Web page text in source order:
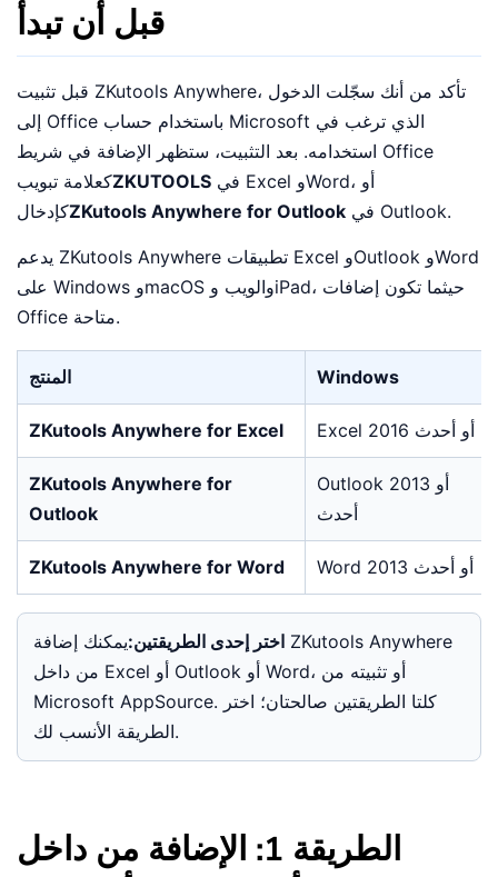
قبل أن تبدأ
قبل تثبيت ZKutools Anywhere، تأكد من أنك سجّلت الدخول
إلى Office باستخدام حساب Microsoft الذي ترغب في
استخدامه. بعد التثبيت، ستظهر الإضافة في شريط Office
كعلامة تبويبZKUTOOLS
كإدخالZKutools Anywhere for Outlook في Outlook.
يدعم ZKutools Anywhere تطبيقات Excel وOutlook وWord
على Windows وmacOS والويب وiPad، حيثما تكون إضافات
Office متاحة.
المنتج Windows
ZKutools Anywhere for Excel Excel 2016 أو أحدث
ZKutools Anywhere for
Outlook
Outlook 2013 أو
أحدث
ZKutools Anywhere for Word Word 2013 أو أحدث
اختر إحدى الطريقتين:يمكنك إضافة ZKutools Anywhere
من داخل Excel أو Outlook أو Word، أو تثبيته من
Microsoft AppSource. كلتا الطريقتين صالحتان؛ اختر
الطريقة الأنسب لك.
الطريقة 1: الإضافة من داخل